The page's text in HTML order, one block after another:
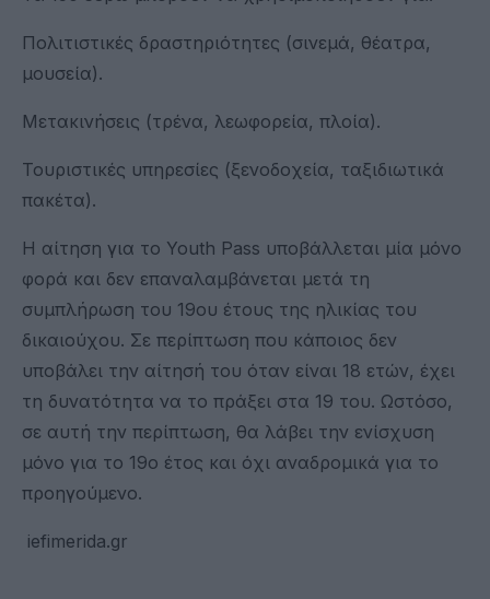
Πολιτιστικές δραστηριότητες (σινεμά, θέατρα,
μουσεία).
Μετακινήσεις (τρένα, λεωφορεία, πλοία).
Τουριστικές υπηρεσίες (ξενοδοχεία, ταξιδιωτικά
πακέτα).
Η αίτηση για το Youth Pass υποβάλλεται μία μόνο
φορά και δεν επαναλαμβάνεται μετά τη
συμπλήρωση του 19ου έτους της ηλικίας του
δικαιούχου. Σε περίπτωση που κάποιος δεν
υποβάλει την αίτησή του όταν είναι 18 ετών, έχει
τη δυνατότητα να το πράξει στα 19 του. Ωστόσο,
σε αυτή την περίπτωση, θα λάβει την ενίσχυση
μόνο για το 19ο έτος και όχι αναδρομικά για το
προηγούμενο.
iefimerida.gr